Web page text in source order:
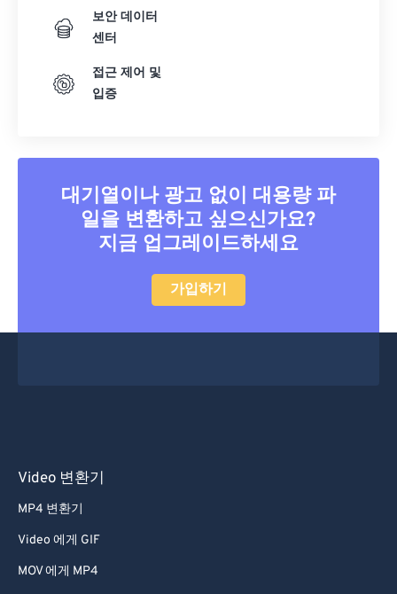
보안 데이터
센터
접근 제어 및
입증
대기열이나 광고 없이 대용량 파
일을 변환하고 싶으신가요?
지금 업그레이드하세요
가입하기
Video 변환기
MP4 변환기
Video 에게 GIF
MOV 에게 MP4